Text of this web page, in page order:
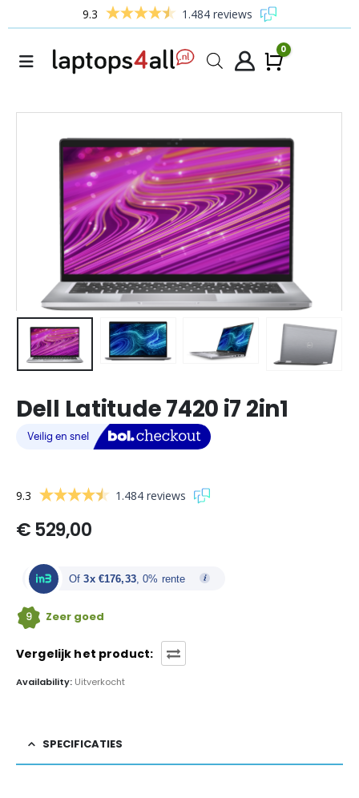
9.3 1.484 reviews
0
Dell Latitude 7420 i7 2in1
9.3 1.484 reviews
€529,00
Of3x €176,33, 0% rente
9 Zeer goed
Vergelijk het product:
Availability: Uitverkocht
SPECIFICATIES